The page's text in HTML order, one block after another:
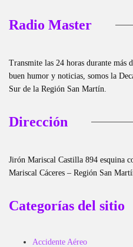
Radio Master
Transmite las 24 horas durante más
buen humor y noticias, somos la
Sur de la Región San Martín.
Dirección
Jirón Mariscal Castilla 894 esquina
Mariscal Cáceres – Región San
Categorías del sitio
Accidente Aéreo